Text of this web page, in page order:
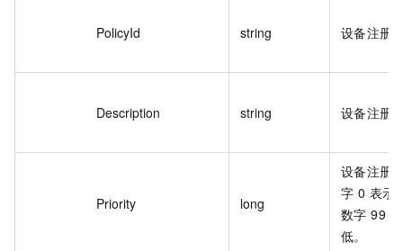
PolicyId string 设备注册
Description string 设备注册
Priority long
设备注册
字 0 表示
数字 99
低。